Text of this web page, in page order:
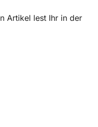
Artikel lest Ihr in der